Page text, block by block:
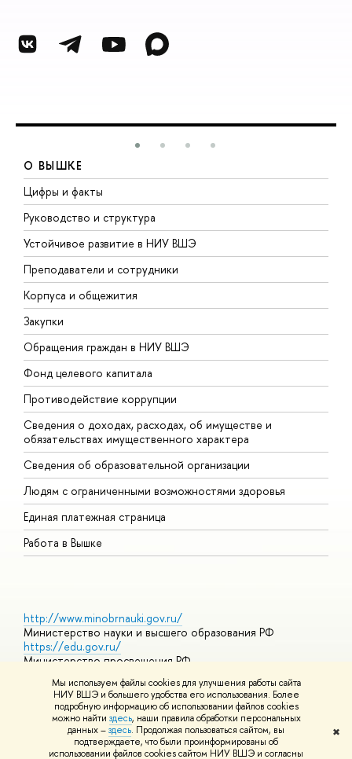
Мы используем файлы cookies для улучшения работы сайта
НИУ ВШЭ и большего удобства его использования. Более
подробную информацию об использовании файлов cookies
можно найти здесь, наши правила обработки персональных
данных –здесь. Продолжая пользоваться сайтом, вы
подтверждаете, что были проинформированы об
использовании файлов cookies сайтом НИУ ВШЭ и согласны
✖
О ВЫШКЕ
Цифры и факты
Руководство и структура
Устойчивое развитие в НИУ ВШЭ
Преподаватели и сотрудники
Корпуса и общежития
Закупки
Обращения граждан в НИУ ВШЭ
Фонд целевого капитала
Противодействие коррупции
Сведения о доходах, расходах, об имуществе и
обязательствах имущественного характера
Сведения об образовательной организации
Людям с ограниченными возможностями здоровья
Единая платежная страница
Работа в Вышке
http://www.minobrnauki.gov.ru/
Министерство науки и высшего образования РФ
https://edu.gov.ru/
Министерство просвещения РФ
Массовые открытые онлайн-курсы
© НИУ ВШЭ 1993–2026 Адреса и контактыУсловия
использования материалов Политика конфиденциальности